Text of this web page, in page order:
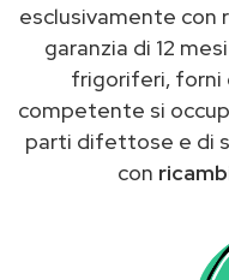
esclusivamente con
garanzia di 12
frigoriferi, forni
competente si
parti difettose e di
con